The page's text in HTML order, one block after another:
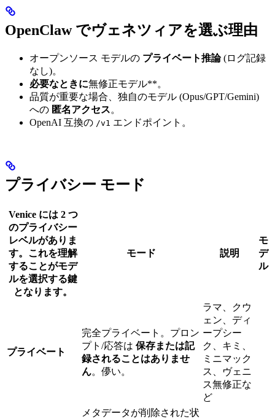
OpenClaw でヴェネツィアを選ぶ理由
オープンソース モデルの プライベート推論(ログ記録
なし)。
必要なときに無修正モデル**。
品質が重要な場合、独自のモデル (Opus/GPT/Gemini)
への 匿名アクセス。
OpenAI 互換の /v1 エンドポイント。
プライバシー モード
Venice には 2 つ
のプライバシー
レベルがありま
す。これを理解
することがモデ
ルを選択する鍵
となります。
モード 説明
モ
デ
ル
プライベート
完全プライベート。プロン
プト/応答は 保存または記
録されることはありませ
ん。儚い。
ラマ、クウ
ェン、ディ
ープシー
ク、キミ、
ミニマック
ス、ヴェニ
ス無修正な
ど
メタデータが削除された状